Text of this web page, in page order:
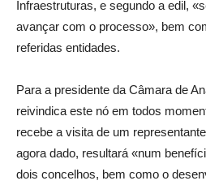
Infraestruturas, e segundo a edil,
avançar com o processo», bem
referidas entidades.
Para a presidente da Câmara de
reivindica este nó em todos
recebe a visita de um
agora dado, resultará «num
dois concelhos, bem como o